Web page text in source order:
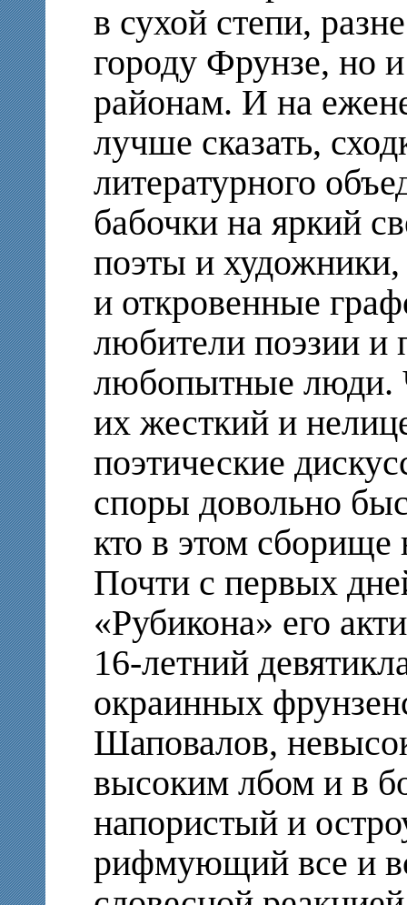
в сухой степи,
городу Фрунзе, но
районам. И на
лучше сказать,
литературного
бабочки на яркий
поэты и
и откровенные
любители поэзии и
любопытные люди.
их жесткий и
поэтические
споры довольно
кто в этом сборище
Почти с первых
«Рубикона» его
16-летний
окраинных
Шаповалов,
высоким лбом и в
напористый и
рифмующий все и